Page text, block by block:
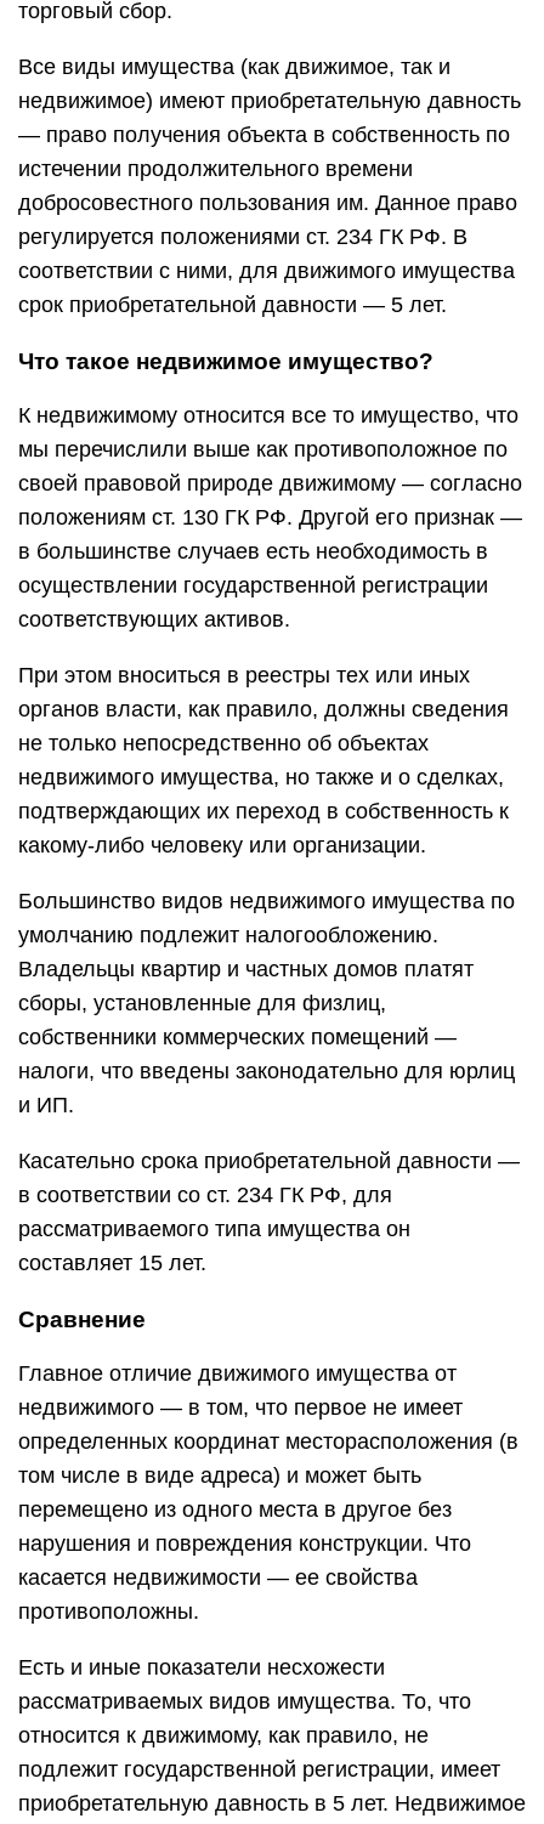
торговый сбор.
Все виды имущества (как движимое, так и
недвижимое) имеют приобретательную давность
— право получения объекта в собственность по
истечении продолжительного времени
добросовестного пользования им. Данное право
регулируется положениями ст. 234 ГК РФ. В
соответствии с ними, для движимого имущества
срок приобретательной давности — 5 лет.
Что такое недвижимое имущество?
К недвижимому относится все то имущество, что
мы перечислили выше как противоположное по
своей правовой природе движимому — согласно
положениям ст. 130 ГК РФ. Другой его признак —
в большинстве случаев есть необходимость в
осуществлении государственной регистрации
соответствующих активов.
При этом вноситься в реестры тех или иных
органов власти, как правило, должны сведения
не только непосредственно об объектах
недвижимого имущества, но также и о сделках,
подтверждающих их переход в собственность к
какому-либо человеку или организации.
Большинство видов недвижимого имущества по
умолчанию подлежит налогообложению.
Владельцы квартир и частных домов платят
сборы, установленные для физлиц,
собственники коммерческих помещений —
налоги, что введены законодательно для юрлиц
и ИП.
Касательно срока приобретательной давности —
в соответствии со ст. 234 ГК РФ, для
рассматриваемого типа имущества он
составляет 15 лет.
Сравнение
Главное отличие движимого имущества от
недвижимого — в том, что первое не имеет
определенных координат месторасположения (в
том числе в виде адреса) и может быть
перемещено из одного места в другое без
нарушения и повреждения конструкции. Что
касается недвижимости — ее свойства
противоположны.
Есть и иные показатели несхожести
рассматриваемых видов имущества. То, что
относится к движимому, как правило, не
подлежит государственной регистрации, имеет
приобретательную давность в 5 лет. Недвижимое